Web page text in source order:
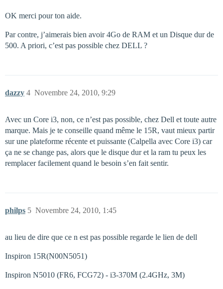
OK merci pour ton aide.
Par contre, j’aimerais bien avoir 4Go de RAM et un Disque dur de
500. A priori, c’est pas possible chez DELL ?
dazzy Novembre 24, 2010, 9:29
4
Avec un Core i3, non, ce n’est pas possible, chez Dell et toute autre
marque. Mais je te conseille quand même le 15R, vaut mieux partir
sur une plateforme récente et puissante (Calpella avec Core i3) car
ça ne se change pas, alors que le disque dur et la ram tu peux les
remplacer facilement quand le besoin s’en fait sentir.
philps Novembre 24, 2010, 1:45
5
au lieu de dire que ce n est pas possible regarde le lien de dell
Inspiron 15R(N00N5051)
Inspiron N5010 (FR6, FCG72) - i3-370M (2.4GHz, 3M)